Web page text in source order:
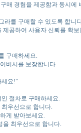
매 경험을 제공함과 동시에
라를 구매할 수 있도록 합니
공하여 사용자 신뢰를 확보
구매하세요.
버시를 보장합니다.
세요!"
절차로 구매하세요.
우선으로 합니다.
게 받아보세요.
최우선으로 합니다.